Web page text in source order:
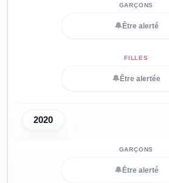
🔔 Être alerté
🔔 Être alertée
2020
🔔 Être alerté